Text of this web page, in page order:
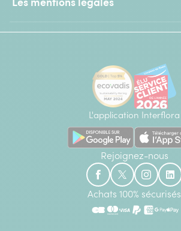
L'application Interflora
Rejoignez-nous
Achats 100% sécurisés